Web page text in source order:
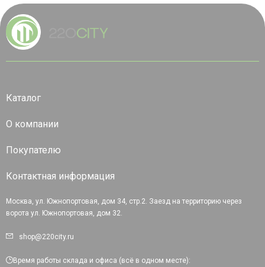
Каталог
О компании
Покупателю
Контактная информация
Москва, ул. Южнопортовая, дом 34, стр.2. Заезд на территорию через
ворота ул. Южнопортовая, дом 32.
shop@220city.ru
Время работы склада и офиса (всё в одном месте):